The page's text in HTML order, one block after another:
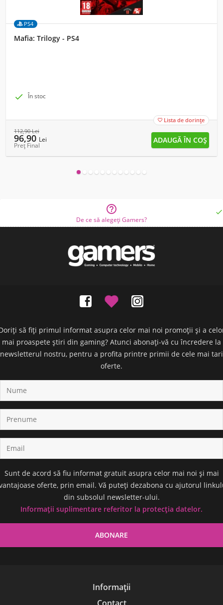
PS4
Mafia: Trilogy - PS4
 În stoc
 Lista de dorințe
112,90Lei
96,90 Lei
Preț Final

De ce să alegeți Gamers?

să fiți primul informat asupra celor mai noi promoții și a
mai proaspete știri din gaming? Atunci abonați-vă cu încredere la
newsletterul nostru, pentru a profita printre primii de cele mai tari
oferte.
Sunt de acord să fiu informat gratuit asupra celor mai noi și mai
oferte, prin email. Vă puteți dezabona cu ajutorul
din subsolul newsletter-ului.
Informații suplimentare referitor la protecția datelor.
Informații